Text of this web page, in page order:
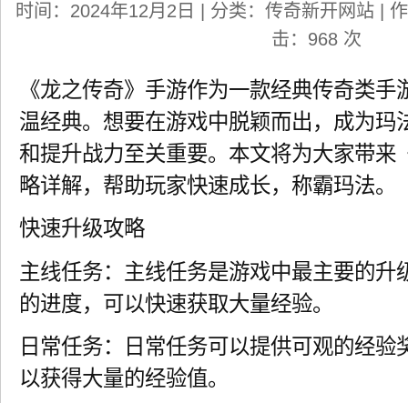
时间：2024年12月2日 | 分类：传奇新开网站 |
击： 968 次
《龙之传奇》手游作为一款经典传奇类
温经典。想要在游戏中脱颖而出，成为玛
和提升战力至关重要。本文将为大家带来
略详解，帮助玩家快速成长，称霸玛法。
快速升级攻略
主线任务：主线任务是游戏中最主要的升
的进度，可以快速获取大量经验。
日常任务：日常任务可以提供可观的经验
以获得大量的经验值。